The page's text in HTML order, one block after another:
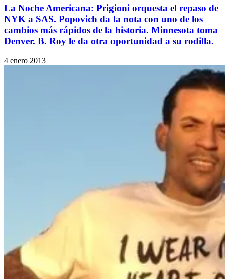
La Noche Americana: Prigioni orquesta el repaso de
NYK a SAS. Popovich da la nota con uno de los
cambios más rápidos de la historia. Minnesota toma
Denver. B. Roy le da otra oportunidad a su rodilla.
4 enero 2013